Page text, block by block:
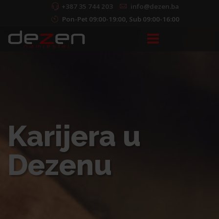
+387 35 744 203
info@dezen.ba
Pon-Pet 09:00-19:00, Sub 09:00-16:00
Karijera u
Dezenu